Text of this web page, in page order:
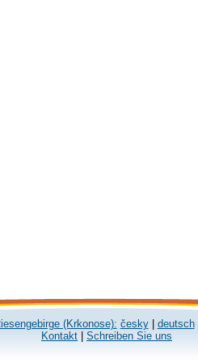
(Krkonose): česky| deutsch|
Kontakt
Schreiben Sie uns